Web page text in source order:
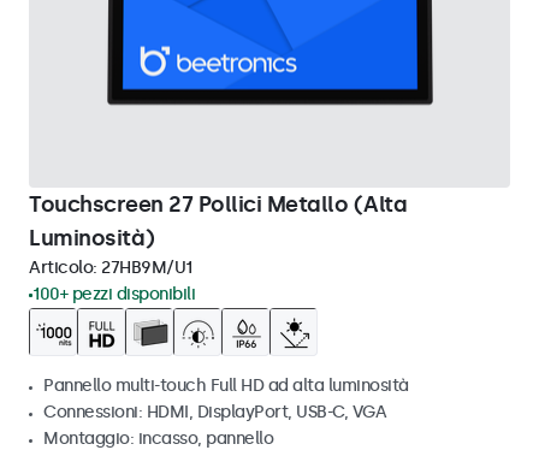
Touchscreen 27 Pollici Metallo (Alta
Luminosità)
Articolo: 27HB9M/U1
100+ pezzi disponibili
Pannello multi-touch Full HD ad alta luminosità
Connessioni: HDMI, DisplayPort, USB-C, VGA
Montaggio: incasso, pannello